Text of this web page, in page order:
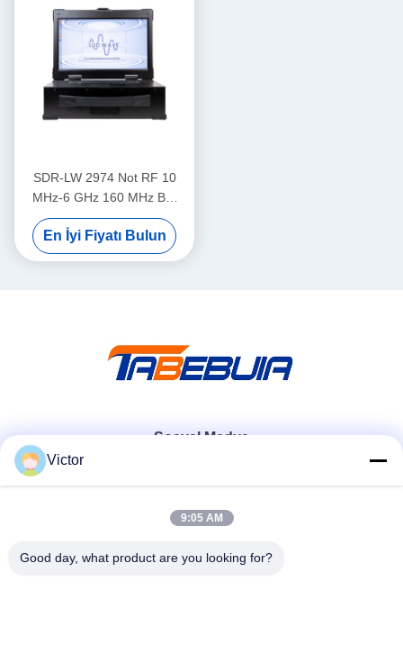
SDR-LW 2974 Not RF 10
MHz-6 GHz 160 MHz BW
Her 2 Kanalı 4 × USB 3.0, 2
× SFP+ 4 × PCIE BUS i7
İşlemci USRP Entegre
En İyi Fiyatı Bulun
Sosyal Medya
Hızlı iletişim
Tel
Victor
9:05 AM
Good day, what product are you looking for?